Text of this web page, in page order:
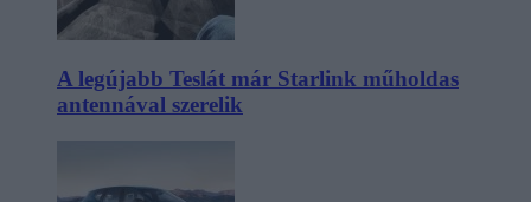
A legújabb Teslát már Starlink műholdas
antennával szerelik